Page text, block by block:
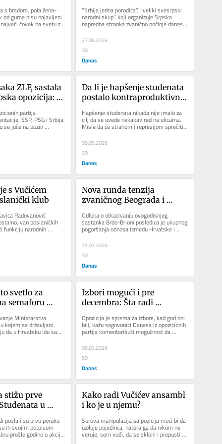
s bradom, pola žena-
od gume nisu najavljeni
čovek na svetu za
o budućnosti uz robote
“Srbija jedna porodica”, “veliki svesrpski
narodni skup” koji organizuje Srpska
napredna stranka zvanično počinje danas,
iako su pripreme...
27.06.2026
30
Danas
ZLF, sastala
opozicija: O
partija
SSP, PSG i Srbija
se juče na poziv
Srbije, kako bi...
Da li je hapšenje studenata
postalo kontraproduktivno
Hapšenje studenata nikada nije imalo za
cilj da se uvede nekakav red na ulicama.
Misle da će strahom i represijom sprečiti
09.05.2026
30
Danas
s Vučićem
klub
Radovanović
van poslaničkih
funkciju narodnih
Srbije,...
Nova runda tenzija
zvaničnog Beograda i
stranaka vole kad se na
susede malo podigne glas
Odluka o otkazivanju ovogodisnjeg
sastanka Brdo-Brioni posledica je ukupnog
pogoršanja odnosa izmedu Hrvatske i
Srbije. Najveći gubitnik ovakve...
31.03.2026
30
Danas
svetlo za
semaforu
ili vraćanje
Ministarstva
kojem se državljani
da u Hrvatsku idu samo
može se shvatiti...
Izbori mogući i pre
decembra: Šta radi
Opozicija je sprema za izbore, kad god oni
bili, kažu sagovonici Danasa iz opozicionih
partija komentarišući mogućnost da
parlamentarni izbori...
05.03.2026
50
Danas
stižu prve
u
poslali su prvu poruku
ih svojim potpisom
prošle godine u akciji
Kako radi Vučićev ansambl
i ko je u njemu?
Surova manipulacija sa pozicija moći bi da
izoluje pojedinca, natera ga da nikom ne
veruje, sem vođi, da se skloni i prepusti
matici. Ukoliko birate...